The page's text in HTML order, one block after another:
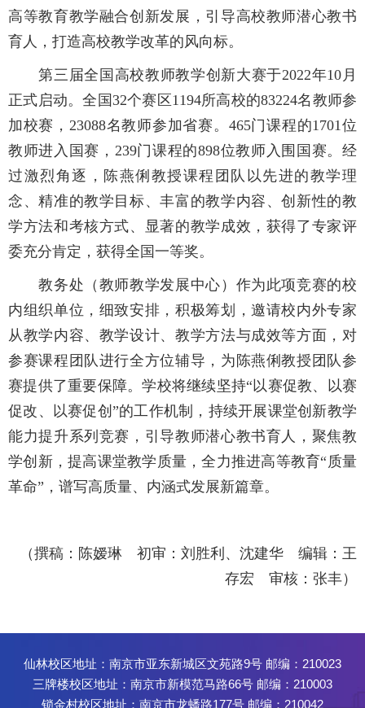
高等教育教学融合创新发展，引导高校教师潜心教书
育人，打造高校教学改革的风向标。
第三届全国高校教师教学创新大赛于2022年10月
正式启动。全国32个赛区1194所高校的83224名教师参
加校赛，23088名教师参加省赛。465门课程的1701位
教师进入国赛，239门课程的898位教师入围国赛。经
过激烈角逐，陈燕俐教授课程团队以先进的教学理
念、精准的教学目标、丰富的教学内容、创新性的教
学方法和考核方式、显著的教学成效，获得了专家评
委充分肯定，获得全国一等奖。
教务处（教师教学发展中心）作为此项竞赛的校
内组织单位，细致安排，积极筹划，邀请校内外专家
从教学内容、教学设计、教学方法与成效等方面，对
参赛课程团队进行全方位辅导，为陈燕俐教授团队参
赛提供了重要保障。学校将继续坚持“以赛促教、以赛
促改、以赛促创”的工作机制，持续开展课堂创新教学
能力提升系列竞赛，引导教师潜心教书育人，聚焦教
学创新，提高课堂教学质量，全力推进高等教育“质量
革命”，谱写高质量、内涵式发展新篇章。
（撰稿：陈嫒琳 初审：刘胜利、沈建华 编辑：王
存宏 审核：张丰）
仙林校区地址：南京市亚东新城区文苑路9号 邮编：210023
三牌楼校区地址：南京市新模范马路66号 邮编：210003
锁金村校区地址：南京市龙蟠路177号 邮编：210042